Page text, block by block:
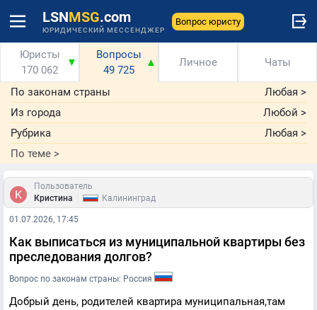
LSNMSG.com
ЮРИДИЧЕСКИЙ МЕССЕНДЖЕР
Вопрос юристу
Юристы
170 062
▼
Вопросы
49 725
▲ Личное Чаты
По законам страны Любая >
Из города
Любой >
Рубрика
Любая >
По теме >
Пользователь
Кристина
Калининград
01.07.2026, 17:45
Как выписаться из муниципальной квартиры без
преследования долгов?
Вопрос по законам страны: Россия
Добрый день, родителей квартира муниципальная,там